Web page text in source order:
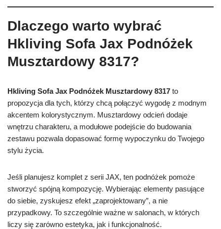
Dlaczego warto wybrać
Hkliving Sofa Jax Podnóżek
Musztardowy 8317?
Hkliving Sofa Jax Podnóżek Musztardowy 8317 to
propozycja dla tych, którzy chcą połączyć wygodę z modnym
akcentem kolorystycznym. Musztardowy odcień dodaje
wnętrzu charakteru, a modułowe podejście do budowania
zestawu pozwala dopasować formę wypoczynku do Twojego
stylu życia.
Jeśli planujesz komplet z serii JAX, ten podnóżek pomoże
stworzyć spójną kompozycję. Wybierając elementy pasujące
do siebie, zyskujesz efekt „zaprojektowany”, a nie
przypadkowy. To szczególnie ważne w salonach, w których
liczy się zarówno estetyka, jak i funkcjonalność.